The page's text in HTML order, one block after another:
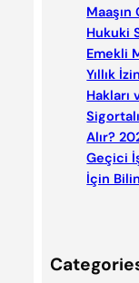
Hukuki
Emekli
Yıllık
Hakları
Alır?
Geçici
İçin